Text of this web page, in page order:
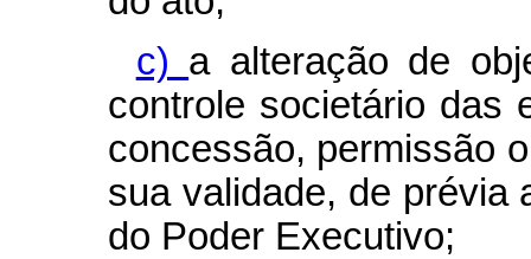
c) a alteração de
controle societário das
concessão, permissão
sua validade, de prévia
do Poder Executivo;